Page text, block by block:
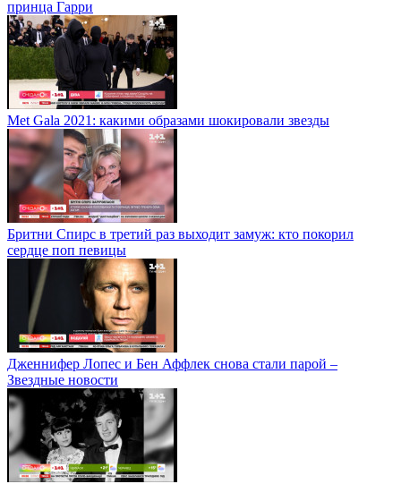
принца Гарри
Met Gala 2021: какими образами шокировали звезды
Бритни Спирс в третий раз выходит замуж: кто покорил
сердце поп певицы
Дженнифер Лопес и Бен Аффлек снова стали парой –
Звездные новости